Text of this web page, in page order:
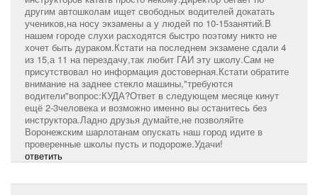
другим автошколам ищет свободных водителей докатать
учеников,на носу экзамены а у людей по 10-15занятий.В
нашем городе слухи расходятся быстро поэтому никто не
хочет быть дураком.Кстати на последнем экзамене сдали 4
из 15,а 11 на перездачу,так любит ГАИ эту школу.Сам не
присутствовал но информация достоверная.Кстати обратите
внимание на заднее стекло машины,"требуются
водители"вопрос:КУДА?Ответ в следующем месяце кинут
ещё 2-3человека и возможно именно вы останитесь без
инструктора.Ладно друзья думайте,не позволяйте
Воронежским шарлотанам опускать наш город идите в
проверенные школы пусть и подороже.Удачи!
ответить